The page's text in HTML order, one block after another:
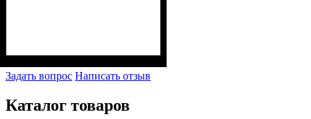
Задать вопрос Написать отзыв
Каталог товаров